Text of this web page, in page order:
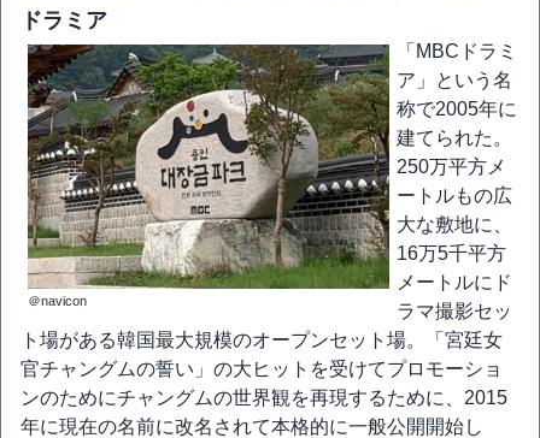
ドラミア
＠navicon
「MBCドラミ
ア」という名
称で2005年に
建てられた。
250万平方メ
ートルもの広
大な敷地に、
16万5千平方
メートルにド
ラマ撮影セッ
ト場がある韓国最大規模のオープンセット場。「宮廷女
官チャングムの誓い」の大ヒットを受けてプロモーショ
ンのためにチャングムの世界観を再現するために、2015
年に現在の名前に改名されて本格的に一般公開開始し